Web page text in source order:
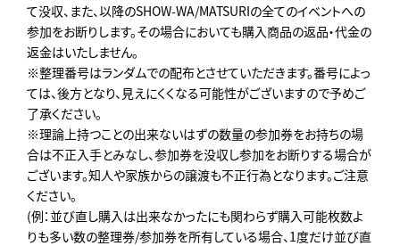
て没収、また、以降のSHOW-WA/MATSURIの全てのイベントへの
参加をお断りします。その場合においても購入商品の返品・代金の
返金はいたしません。
※整理番号はランダムでの配布とさせていただきます。番号によっ
ては、後方となり、見えにくくなる可能性がございますので予めご
了承ください。
※理論上持つことの出来ないはずの数量の参加券をお持ちの場
合は不正入手とみなし、参加券を没収し参加をお断りする場合が
ございます。知人や家族からの譲渡も不正行為となります。ご注意
ください。
(例：並び直し購入は出来なかったにも関わらず購入可能枚数よ
りも多い数の整理券/参加券を所有している場合、1度だけ並び直